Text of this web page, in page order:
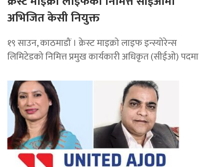
अभिजित केसी नियुक्त
१९ साउन, काठमाडौं । क्रेस्ट माइक्रो लाइफ इन्स्योरेन्स
लिमिटेडको निमित्त प्रमुख कार्यकारी अधिकृत (सीईओ) पदमा